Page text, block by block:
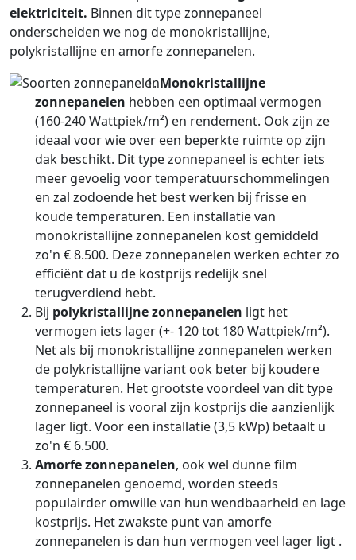
elektriciteit. Binnen dit type zonnepaneel
onderscheiden we nog de monokristallijne,
polykristallijne en amorfe zonnepanelen.
Monokristallijne
zonnepanelen hebben een optimaal vermogen
(160-240 Wattpiek/m²) en rendement. Ook zijn ze
ideaal voor wie over een beperkte ruimte op zijn
dak beschikt. Dit type zonnepaneel is echter iets
meer gevoelig voor temperatuurschommelingen
en zal zodoende het best werken bij frisse en
koude temperaturen. Een installatie van
monokristallijne zonnepanelen kost gemiddeld
zo'n € 8.500. Deze zonnepanelen werken echter zo
efficiënt dat u de kostprijs redelijk snel
terugverdiend hebt.
Bij polykristallijne zonnepanelen ligt het
vermogen iets lager (+- 120 tot 180 Wattpiek/m²).
Net als bij monokristallijne zonnepanelen werken
de polykristallijne variant ook beter bij koudere
temperaturen. Het grootste voordeel van dit type
zonnepaneel is vooral zijn kostprijs die aanzienlijk
lager ligt. Voor een installatie (3,5 kWp) betaalt u
zo'n € 6.500.
Amorfe zonnepanelen, ook wel dunne film
zonnepanelen genoemd, worden steeds
populairder omwille van hun wendbaarheid en lage
kostprijs. Het zwakste punt van amorfe
zonnepanelen is dan hun vermogen veel lager ligt .